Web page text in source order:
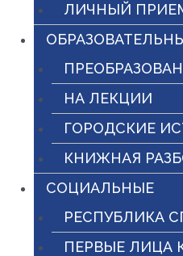
ЛИЧНЫЙ
НА ЛЕКЦИИ
ГОРОДСКИЕ
КНИЖНАЯ
СОЦИАЛЬНЫЕ
РЕСПУБЛИКА
ПЕРВЫЕ ЛИЦА